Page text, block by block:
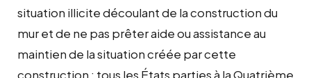
situation illicite découlant de la construction du
mur et de ne pas prêter aide ou assistance au
maintien de la situation créée par cette
construction ; tous les États parties à la Quatrième